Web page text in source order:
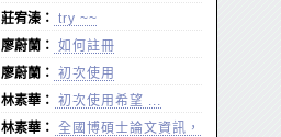
莊宥溱： try ~~
廖蔚蘭： 如何註冊
廖蔚蘭： 初次使用
林素華： 初次使用希望 ...
林素華： 全國博碩士論文資訊，